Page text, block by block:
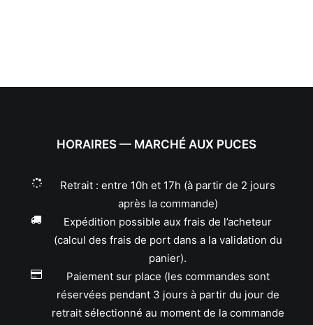
HORAIRES — MARCHÉ AUX PUCES
Retrait : entre 10h et 17h (à partir de 2 jours
après la commande)
Expédition possible aux frais de l’acheteur
(calcul des frais de port dans a la validation du
panier).
Paiement sur place (les commandes sont
réservées pendant 3 jours à partir du jour de
retrait sélectionné au moment de la commande